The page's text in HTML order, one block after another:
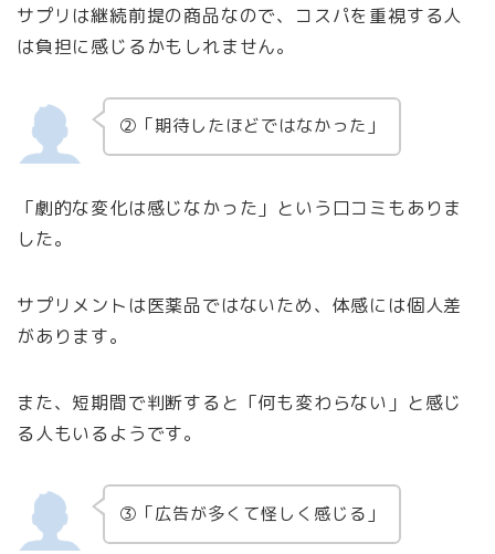
サプリは継続前提の商品なので、コスパを重視する人
は負担に感じるかもしれません。
②「期待したほどではなかった」
「劇的な変化は感じなかった」という口コミもありま
した。
サプリメントは医薬品ではないため、体感には個人差
があります。
また、短期間で判断すると「何も変わらない」と感じ
る人もいるようです。
③「広告が多くて怪しく感じる」